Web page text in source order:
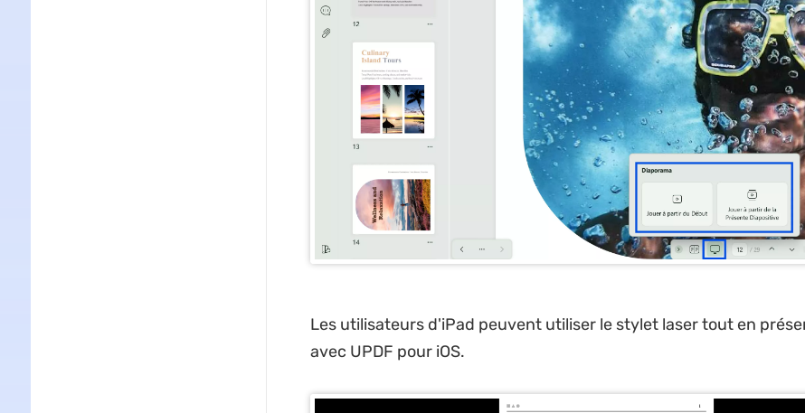
Les utilisateurs d'iPad peuvent utiliser le stylet laser tout en
avec UPDF pour iOS.